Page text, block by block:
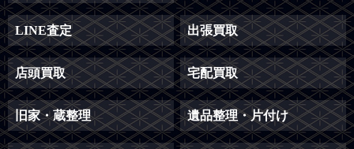
LINE査定 出張買取
店頭買取 宅配買取
旧家・蔵整理 遺品整理・片付け